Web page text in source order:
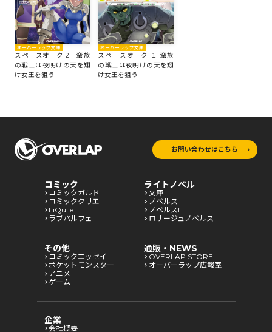
オーバーラップ文庫
スペースオーク 2 蛮族
の戦士は夜明けの天を翔
け女王を狙う
オーバーラップ文庫
スペースオーク １ 蛮族
の戦士は夜明けの天を翔
け女王を狙う
お問い合わせはこちら
コミック
コミックガルド
コミッククリエ
LiQulle
ラブパルフェ
ライトノベル
文庫
ノベルス
ノベルスf
ロサージュノベルス
その他
コミックエッセイ
ポケットモンスター
アニメ
ゲーム
通販・NEWS
OVERLAP STORE
オーバーラップ広報室
企業
会社概要